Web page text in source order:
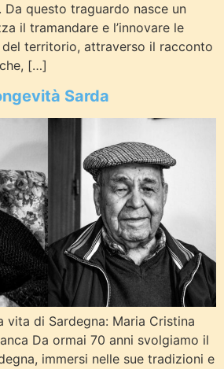
Da questo traguardo nasce un
il tramandare e l’innovare le
territorio, attraverso il racconto
[…]
Sarda
vita di Sardegna: Maria Cristina
Da ormai 70 anni svolgiamo il
immersi nelle sue tradizioni e